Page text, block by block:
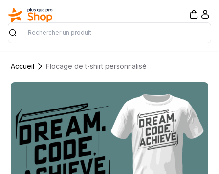
Rechercher
Accueil Flocage de t-shirt personnalisé